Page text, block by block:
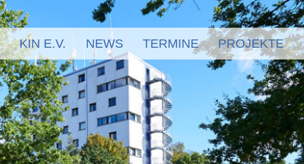
KIN E.V. NEWS TERMINE PROJEKTE